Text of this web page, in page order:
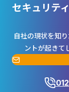
セキュリテ
自社の現状を知
ントが起きて